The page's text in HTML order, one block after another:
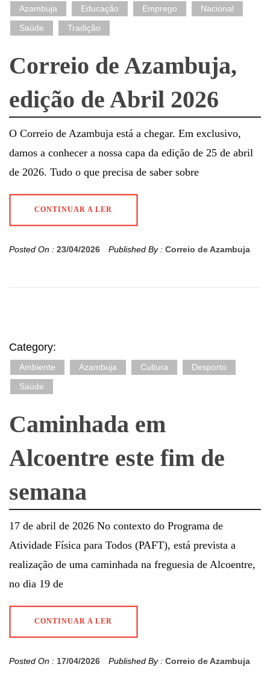
Azambuja Educação Emprego
Nacional
Saúde
Tradição
Correio de Azambuja,
edição de Abril 2026
O Correio de Azambuja está a chegar. Em exclusivo,
damos a conhecer a nossa capa da edição de 25 de abril
de 2026. Tudo o que precisa de saber sobre
CONTINUAR A LER
Posted On : 23/04/2026 Published By : Correio de Azambuja
Category:
Ambiente Azambuja Cultura
Desporto
Saúde
Caminhada em
Alcoentre este fim de
semana
17 de abril de 2026 No contexto do Programa de
Atividade Física para Todos (PAFT), está prevista a
realização de uma caminhada na freguesia de Alcoentre,
no dia 19 de
CONTINUAR A LER
Posted On : 17/04/2026 Published By : Correio de Azambuja